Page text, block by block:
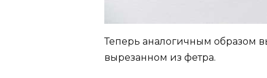
Теперь аналогичным образом
вырезанном из фетра.